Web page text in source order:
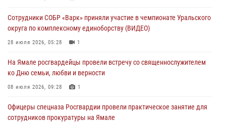
Офицеры спецназа Росгвардии провели практическое занятие для
сотрудников прокуратуры на Ямале
29 июля 2026, 10:42 4
Сотрудники СОБР «Варк» приняли участие в чемпионате Уральского
округа по комплексному единоборству (ВИДЕО)
28 июля 2026, 05:28 1
На Ямале росгвардейцы провели встречу со священнослужителем
ко Дню семьи, любви и верности
08 июля 2026, 09:28 1
Офицеры спецназа Росгвардии провели практическое занятие для
сотрудников прокуратуры на Ямале